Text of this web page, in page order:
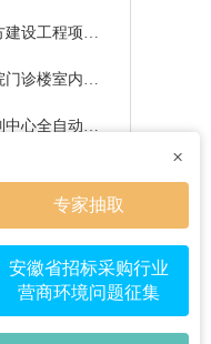
×
专家抽取
安徽省招标采购行业
营商环境问题征集
铜陵市铜官区创立方建设工程项目—室外集装箱制作及安装招标公告
铜陵市第六人民医院门诊楼室内改造工程中标候选人公示
铜陵市疾病预防控制中心全自动微生物药敏分析系统采购项目中标结果公告